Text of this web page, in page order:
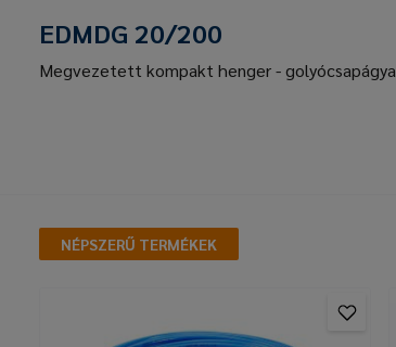
EDMDG 20/200
Megvezetett kompakt henger -
NÉPSZERŰ TERMÉKEK